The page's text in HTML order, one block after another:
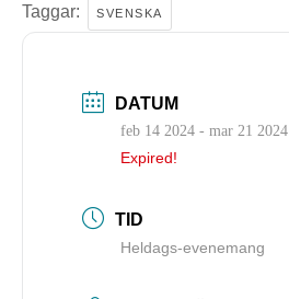
Taggar: SVENSKA
DATUM
feb 14 2024 - mar 21 2024
Expired!
TID
Heldags-evenemang